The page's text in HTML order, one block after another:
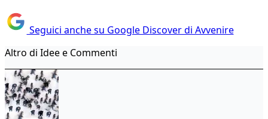
Seguici anche su Google Discover di Avvenire
Altro di Idee e Commenti